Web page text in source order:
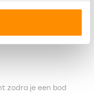
geïnteresseerden
Dit kan de
zodra je een bod